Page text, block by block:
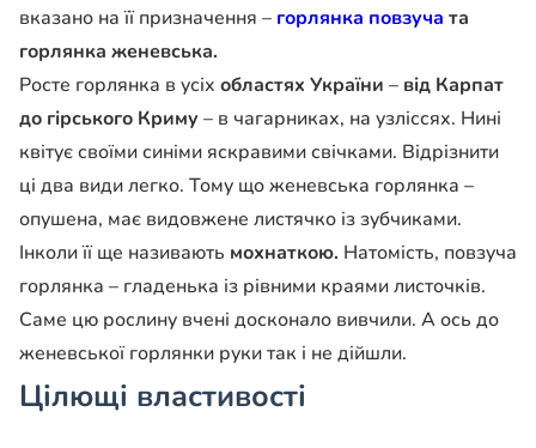
вказано на її призначення – горлянка повзуча та
горлянка женевська.
Росте горлянка в усіх областях України – від Карпат
до гірського Криму – в чагарниках, на узліссях. Нині
квітує своїми синіми яскравими свічками. Відрізнити
ці два види легко. Тому що женевська горлянка –
опушена, має видовжене листячко із зубчиками.
Інколи її ще називають мохнаткою. Натомість, повзуча
горлянка – гладенька із рівними краями листочків.
Саме цю рослину вчені досконало вивчили. А ось до
женевської горлянки руки так і не дійшли.
Цілющі властивості